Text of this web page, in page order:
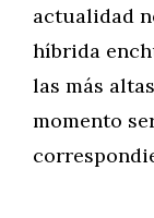
actualidad
híbrida
las más
momento